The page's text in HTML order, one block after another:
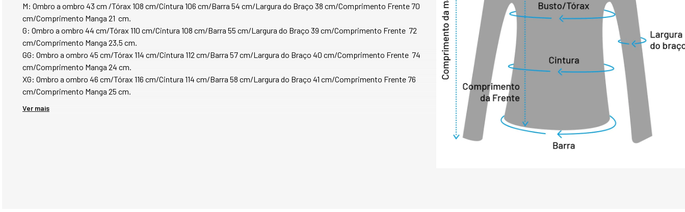
Os tecidos de Algodão Eco3 Premium são produzidos em
um autêntico ciclo ecologicamente sustentável. Fios com
as melhores práticas de cultivo aliados a um processo de
produção da fábrica de tecidos de malha mais sustentável
das Américas.
Algodão BCI: A Better Cotton Initiative é uma organização
internacional sem fins lucrativos com sede na Suíça. A BCI
atua para melhorar a produção mundial do algodão para
aqueles que o produzem, o meio em que é cultivado e o
futuro do setor. Seus associados representam elos da
cadeia econômica e produtiva do algodão. A
conscientização e orientação desses agentes para a
M: Ombro a ombro 43 cm /Tórax 108 cm/Cintura 106 cm/Barra 54 cm/Largura do Braço 38 cm/Comprimento Frente 70
cm/Comprimento Manga 21  cm.
G: Ombro a ombro 44 cm/Tórax 110 cm/Cintura 108 cm/Barra 55 cm/Largura do Braço 39 cm/Comprimento Frente  72
cm/Comprimento Manga 23,5 cm.
GG: Ombro a ombro 45 cm/Tórax 114 cm/Cintura 112 cm/Barra 57 cm/Largura do Braço 40 cm/Comprimento Frente  74
cm/Comprimento Manga 24 cm.
XG: Ombro a ombro 46 cm/Tórax 116 cm/Cintura 114 cm/Barra 58 cm/Largura do Braço 41 cm/Comprimento Frente 76
cm/Comprimento Manga 25 cm.
Ver mais